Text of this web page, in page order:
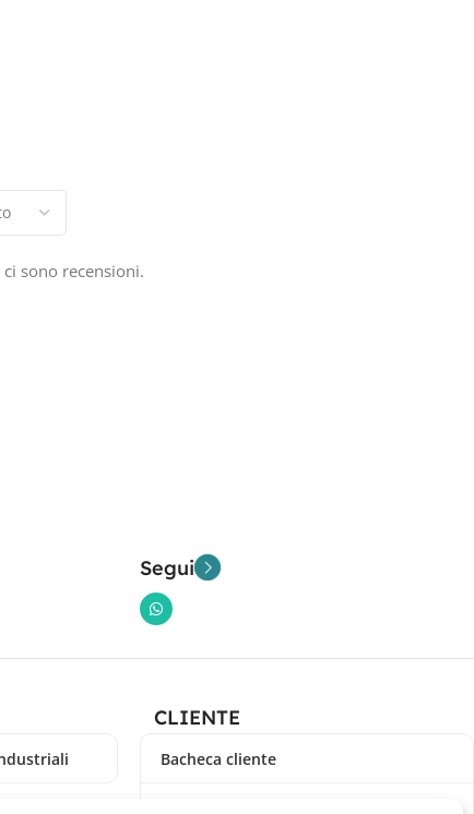
sono recensioni.
Segui
CLIENTE
Bacheca cliente